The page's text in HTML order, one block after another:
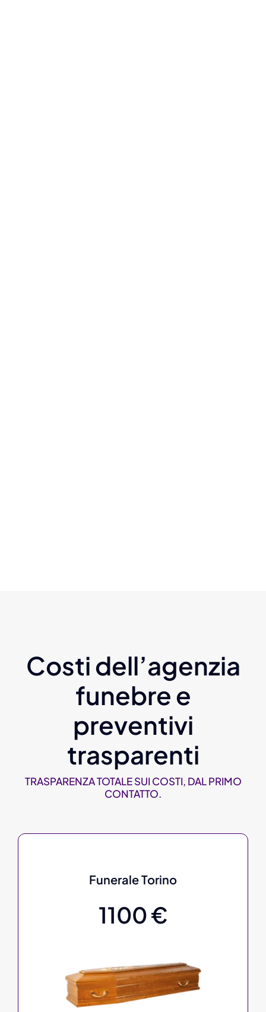
Costi dell’agenzia
funebre e
preventivi
trasparenti
TRASPARENZA TOTALE SUI COSTI, DAL PRIMO
CONTATTO.
Funerale Torino
1100 €